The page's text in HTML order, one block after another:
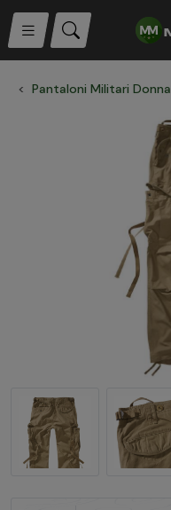
Pantaloni Militari Donna